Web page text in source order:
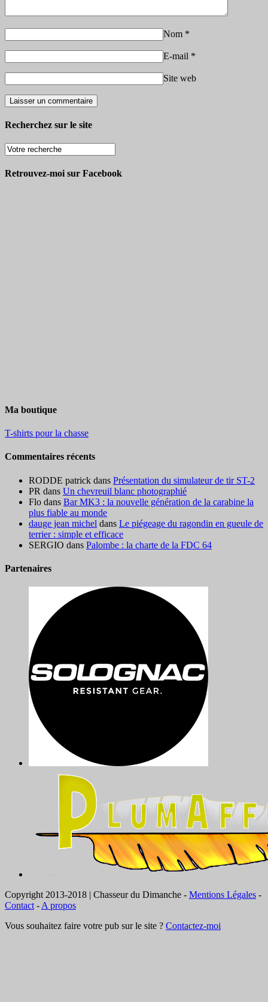
Nom *
E-mail *
Site web
Recherchez sur le site
Retrouvez-moi sur Facebook
Ma boutique
T-shirts pour la chasse
Commentaires récents
RODDE patrick dans Présentation du simulateur de tir ST-2
PR dans Un chevreuil blanc photographié
Flo dans Bar MK3 : la nouvelle génération de la carabine la
plus fiable au monde
dauge jean michel dans Le piégeage du ragondin en gueule de
terrier : simple et efficace
SERGIO dans Palombe : la charte de la FDC 64
Partenaires
Copyright 2013-2018 | Chasseur du Dimanche - Mentions Légales -
Contact - A propos
Vous souhaitez faire votre pub sur le site ? Contactez-moi